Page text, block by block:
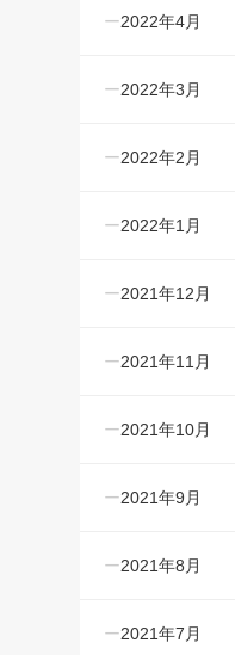
2022年4月
2022年3月
2022年2月
2022年1月
2021年12月
2021年11月
2021年10月
2021年9月
2021年8月
2021年7月